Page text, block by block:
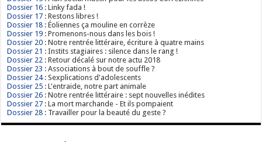
Dossier 16 : Linky fada !
Dossier 17 : Restons libres !
Dossier 18 : Éoliennes ça mouline en corrèze
Dossier 19 : Promenons-nous dans les bois !
Dossier 20 : Notre rentrée littéraire, écriture à quatre mains
Dossier 21 : Instits stagiaires : silence dans le rang !
Dossier 22 : Retour décalé sur notre actu 2018
Dossier 23 : Associations à bout de souffle ?
Dossier 24: Sexplications d'adolescents
Dossier 25 : L'entraide, notre part animale
Dossier 26 : Notre rentrée littéraire : sept nouvelles inédites
Dossier 27 : La mort marchande - Et ils pompaient
Dossier 28 : Travailler pour la beauté du geste ?